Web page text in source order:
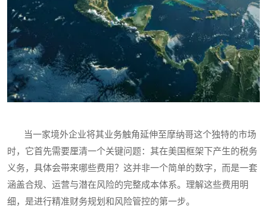
当一家境外企业将其业务触角延伸至摩纳哥这个独特的市场
时，它首先需要厘清一个关键问题：其在美国框架下产生的税务
义务，具体会带来哪些费用？这并非一个简单的数字，而是一套
涵盖合规、运营与潜在风险的完整成本体系。理解这些费用明
细，是进行精准财务规划和风险管控的第一步。